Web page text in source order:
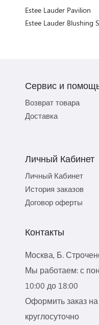
Estee Lauder Pavilion
Estee Lauder Blushing
Сервис и
Возврат товара
Доставка
Личный Кабинет
Личный Кабинет
История заказов
Договор оферты
Контакты
Москва, Б.
Мы работаем: с
10:00 до 18:00
Оформить заказ
круглосуточно